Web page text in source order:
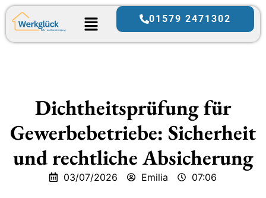
01579 2471302
Dichtheitsprüfung für
Gewerbebetriebe: Sicherheit
und rechtliche Absicherung
03/07/2026 Emilia 07:06